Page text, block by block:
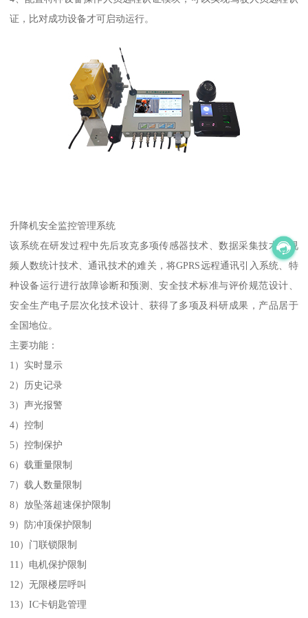
证，比对成功设备才可启动运行。
升降机安全监控管理系统
该系统在研发过程中先后攻克多项传感器技术、数据采集技术、视
频人数统计技术、通讯技术的难关，将GPRS远程通讯引入系统、特
种设备运行进行故障诊断和预测、安全技术标准与评价规范设计、
安全生产电子层次化技术设计、获得了多项及科研成果，产品居于
全国地位。
主要功能：
1）实时显示
2）历史记录
3）声光报警
4）控制
5）控制保护
6）载重量限制
7）载人数量限制
8）放坠落超速保护限制
9）防冲顶保护限制
10）门联锁限制
11）电机保护限制
12）无限楼层呼叫
13）IC卡钥匙管理